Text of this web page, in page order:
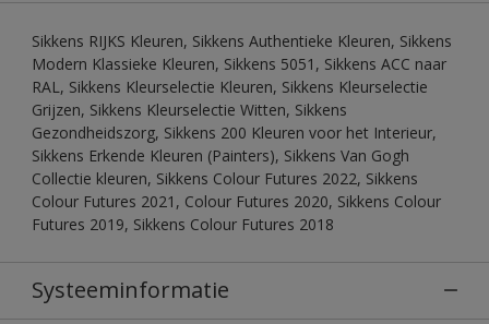
Sikkens RIJKS Kleuren, Sikkens Authentieke Kleuren, Sikkens
Modern Klassieke Kleuren, Sikkens 5051, Sikkens ACC naar
RAL, Sikkens Kleurselectie Kleuren, Sikkens Kleurselectie
Grijzen, Sikkens Kleurselectie Witten, Sikkens
Gezondheidszorg, Sikkens 200 Kleuren voor het Interieur,
Sikkens Erkende Kleuren (Painters), Sikkens Van Gogh
Collectie kleuren, Sikkens Colour Futures 2022, Sikkens
Colour Futures 2021, Colour Futures 2020, Sikkens Colour
Futures 2019, Sikkens Colour Futures 2018
Systeeminformatie